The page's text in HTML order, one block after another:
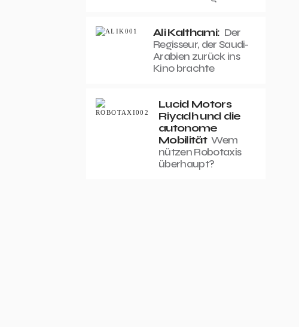
Ali Kalthami: Der
Regisseur, der Saudi-
Arabien zurück ins
Kino brachte
Lucid Motors
Riyadh und die
autonome
Mobilität Wem
nützen Robotaxis
überhaupt?